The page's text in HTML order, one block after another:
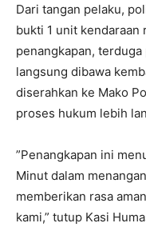
​Dari tangan pelaku,
bukti ​1 unit kendaraan
penangkapan,
langsung dibawa
diserahkan ke Mako
proses hukum lebih
​”Penangkapan ini
Minut dalam
memberikan rasa
kami,” tutup Kasi